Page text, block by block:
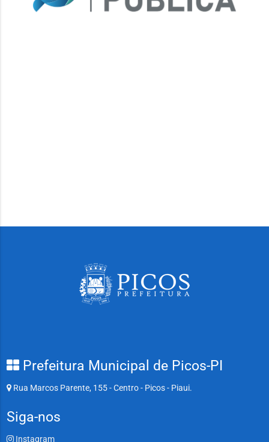
Prefeitura Municipal de Picos-PI
Rua Marcos Parente, 155 - Centro - Picos - Piaui.
Siga-nos
Instagram